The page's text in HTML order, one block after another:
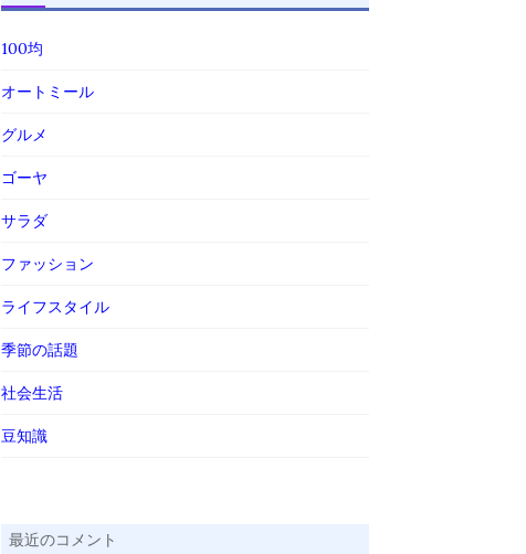
100均
オートミール
グルメ
ゴーヤ
サラダ
ファッション
ライフスタイル
季節の話題
社会生活
豆知識
最近のコメント